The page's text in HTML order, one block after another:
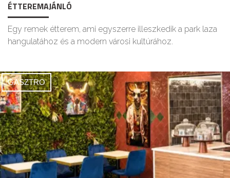
ÉTTEREMAJÁNLÓ
Egy remek étterem, ami egyszerre illeszkedik a park laza
hangulatához és a modern városi kultúrához.
GASZTRO